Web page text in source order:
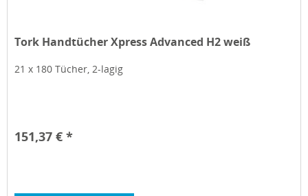
Tork Handtücher Xpress Advanced H2 weiß
21 x 180 Tücher, 2-lagig
151,37 € *